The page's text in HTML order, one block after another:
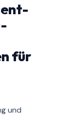
für
und